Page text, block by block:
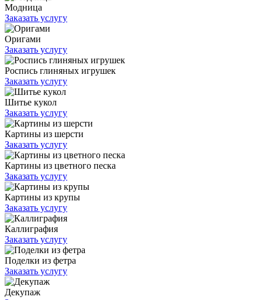
Модница
Заказать услугу
Оригами
Заказать услугу
Роспись глиняных игрушек
Заказать услугу
Шитье кукол
Заказать услугу
Картины из шерсти
Заказать услугу
Картины из цветного песка
Заказать услугу
Картины из крупы
Заказать услугу
Каллиграфия
Заказать услугу
Поделки из фетра
Заказать услугу
Декупаж